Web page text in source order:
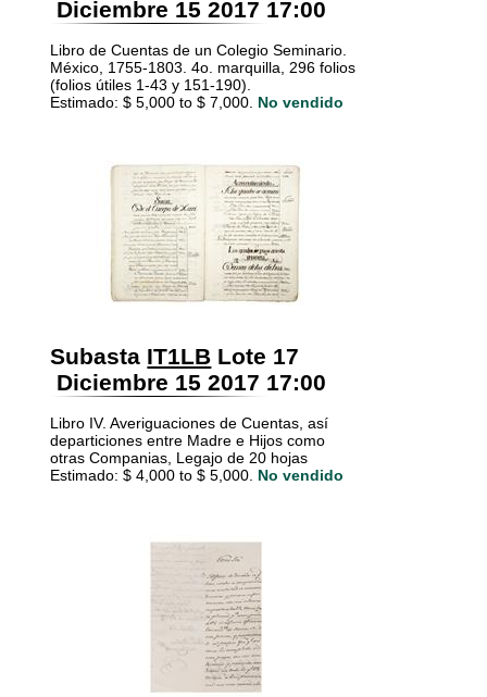
Diciembre 15 2017 17:00
Libro de Cuentas de un Colegio Seminario.
México, 1755-1803. 4o. marquilla, 296 folios
(folios útiles 1-43 y 151-190).
Estimado: $ 5,000 to $ 7,000. No vendido
Subasta IT1LB Lote 17
Diciembre 15 2017 17:00
Libro IV. Averiguaciones de Cuentas, así
departiciones entre Madre e Hijos como
otras Companias, Legajo de 20 hojas
Estimado: $ 4,000 to $ 5,000. No vendido